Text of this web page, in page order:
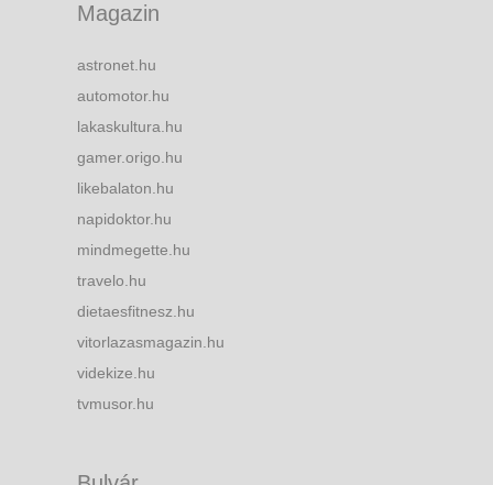
Magazin
astronet.hu
automotor.hu
lakaskultura.hu
gamer.origo.hu
likebalaton.hu
napidoktor.hu
mindmegette.hu
travelo.hu
dietaesfitnesz.hu
vitorlazasmagazin.hu
videkize.hu
tvmusor.hu